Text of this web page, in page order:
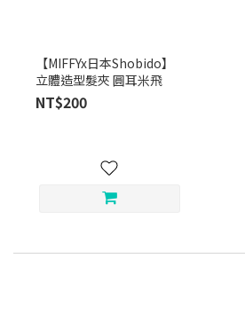
【MIFFYx日本Shobido】
立體造型髮夾 圓耳米飛
NT$200